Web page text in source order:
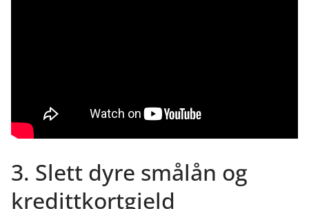
3. Slett dyre smålån og
kredittkortgjeld